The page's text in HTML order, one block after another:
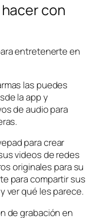
con
entretenerte en
las puedes
la app y
de audio para
para crear
videos de redes
originales para su
para compartir sus
ver qué les parece.
de grabación en